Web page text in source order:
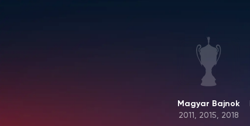
Magyar Bajnok
2011, 2015, 2018